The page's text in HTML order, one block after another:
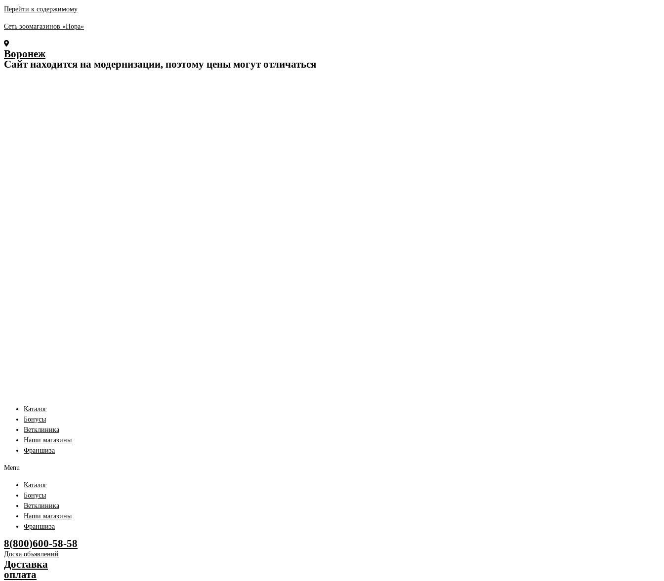
Перейти к содержимому
Сеть зоомагазинов «Нора»
Воронеж
Cайт находится на модернизации, поэтому цены могут отличаться
Каталог
Бонусы
Ветклиника
Наши магазины
Франшиза
Menu
Каталог
Бонусы
Ветклиника
Наши магазины
Франшиза
8(800)600-58-58
Доска объявлений
Доставка
оплата